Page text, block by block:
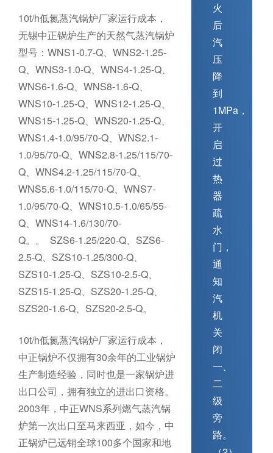
10t/h低氮蒸汽锅炉厂家运行成本，
无锡中正锅炉生产的天然气蒸汽锅炉
型号：WNS1-0.7-Q、WNS2-1.25-
Q、WNS3-1.0-Q、WNS4-1.25-Q、
WNS6-1.6-Q、WNS8-1.6-Q、
WNS10-1.25-Q、WNS12-1.25-Q、
WNS15-1.25-Q、WNS20-1.25-Q、
WNS1.4-1.0/95/70-Q、WNS2.1-
1.0/95/70-Q、WNS2.8-1.25/115/70-
Q、WNS4.2-1.25/115/70-Q、
WNS5.6-1.0/115/70-Q、WNS7-
1.0/95/70-Q、WNS10.5-1.0/65/55-
Q、WNS14-1.6/130/70-
Q。。 SZS6-1.25/220-Q、SZS6-
2.5-Q、SZS10-1.25/300-Q、
SZS10-1.25-Q、SZS10-2.5-Q、
SZS15-1.25-Q、SZS20-1.25-Q、
SZS20-1.6-Q、SZS20-2.5-Q。
10t/h低氮蒸汽锅炉厂家运行成本，
中正锅炉不仅拥有30余年的工业锅炉
生产制造经验，同时也是一家锅炉进
出口公司，拥有独立的进出口资格。
2003年，中正WNS系列燃气蒸汽锅
炉第一次出口至马来西亚，如今，中
正锅炉已远销全球100多个国家和地
火
后
汽
压
降
到
1MPa，
开
启
过
热
器
疏
水
门，
通
知
汽
机
关
闭
一、
二
级
旁
路。